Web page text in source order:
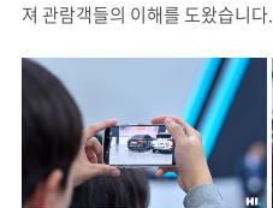
져 관람객들의 이해를 도왔습니다.